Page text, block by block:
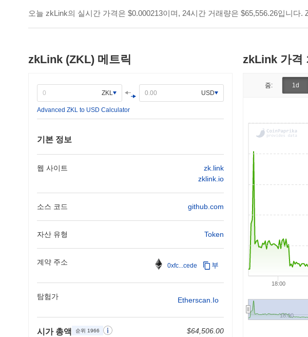
오늘 zkLink의 실시간 가격은 $0.000213이며, 24시간 거래량은 $65,556.26입니다.
zkLink (ZKL) 메트릭
ZKL USD
Advanced ZKL to USD Calculator
기본 정보
웹 사이트
zk.link
zklink.io
소스 코드 github.com
자산 유형 Token
계약 주소 0xfc...cede 부
탐험가 Etherscan.io
시가 총액 순위 1966
$64,506.00
zkLink 가격
줌: 1d
18:00
18:00